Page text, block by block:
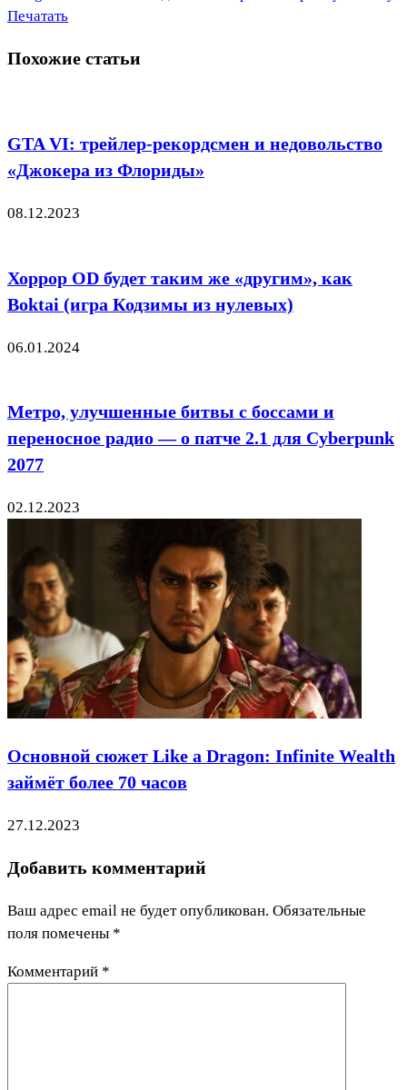
Печатать
Похожие статьи
GTA VI: трейлер-рекордсмен и недовольство
«Джокера из Флориды»
08.12.2023
Хоррор OD будет таким же «другим», как
Boktai (игра Кодзимы из нулевых)
06.01.2024
Метро, улучшенные битвы с боссами и
переносное радио — о патче 2.1 для Cyberpunk
2077
02.12.2023
Основной сюжет Like a Dragon: Infinite Wealth
займёт более 70 часов
27.12.2023
Добавить комментарий
Ваш адрес email не будет опубликован. Обязательные
поля помечены *
Комментарий *